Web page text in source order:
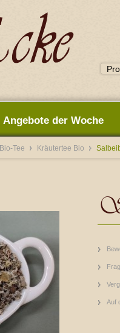
Angebote der Woche
Bio-Tee Kräutertee Bio
Auf